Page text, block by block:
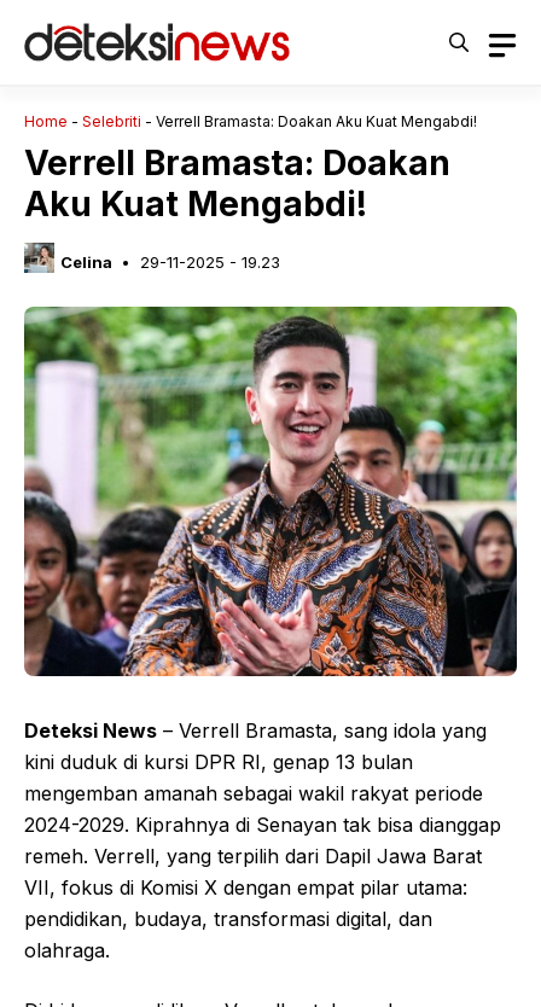
Home - Selebriti - Verrell Bramasta: Doakan Aku Kuat Mengabdi!
Verrell Bramasta: Doakan
Aku Kuat Mengabdi!
Celina 29-11-2025 - 19.23
Deteksi News – Verrell Bramasta, sang idola yang
kini duduk di kursi DPR RI, genap 13 bulan
mengemban amanah sebagai wakil rakyat periode
2024-2029. Kiprahnya di Senayan tak bisa dianggap
remeh. Verrell, yang terpilih dari Dapil Jawa Barat
VII, fokus di Komisi X dengan empat pilar utama:
pendidikan, budaya, transformasi digital, dan
olahraga.